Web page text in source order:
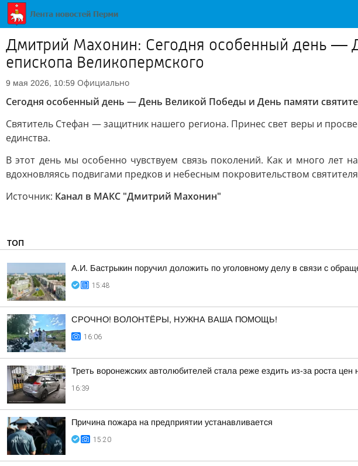
Дмитрий Махонин: Сегодня особенный день —
епископа Великопермского
9 мая 2026, 10:59 Официально
Сегодня особенный день — День Великой Победы и День памяти
Святитель Стефан — защитник нашего региона. Принес свет веры и
единства.
В этот день мы особенно чувствуем связь поколений. Как и много
вдохновляясь подвигами предков и небесным покровительством
Источник: Канал в МАКС "Дмитрий Махонин"
ТОП
А.И. Бастрыкин поручил доложить по уголовному делу в связи с
15:48
СРОЧНО! ВОЛОНТЁРЫ, НУЖНА ВАША ПОМОЩЬ!
16:06
Треть воронежских автолюбителей стала реже ездить из-за роста цен
16:39
Причина пожара на предприятии устанавливается
15:20